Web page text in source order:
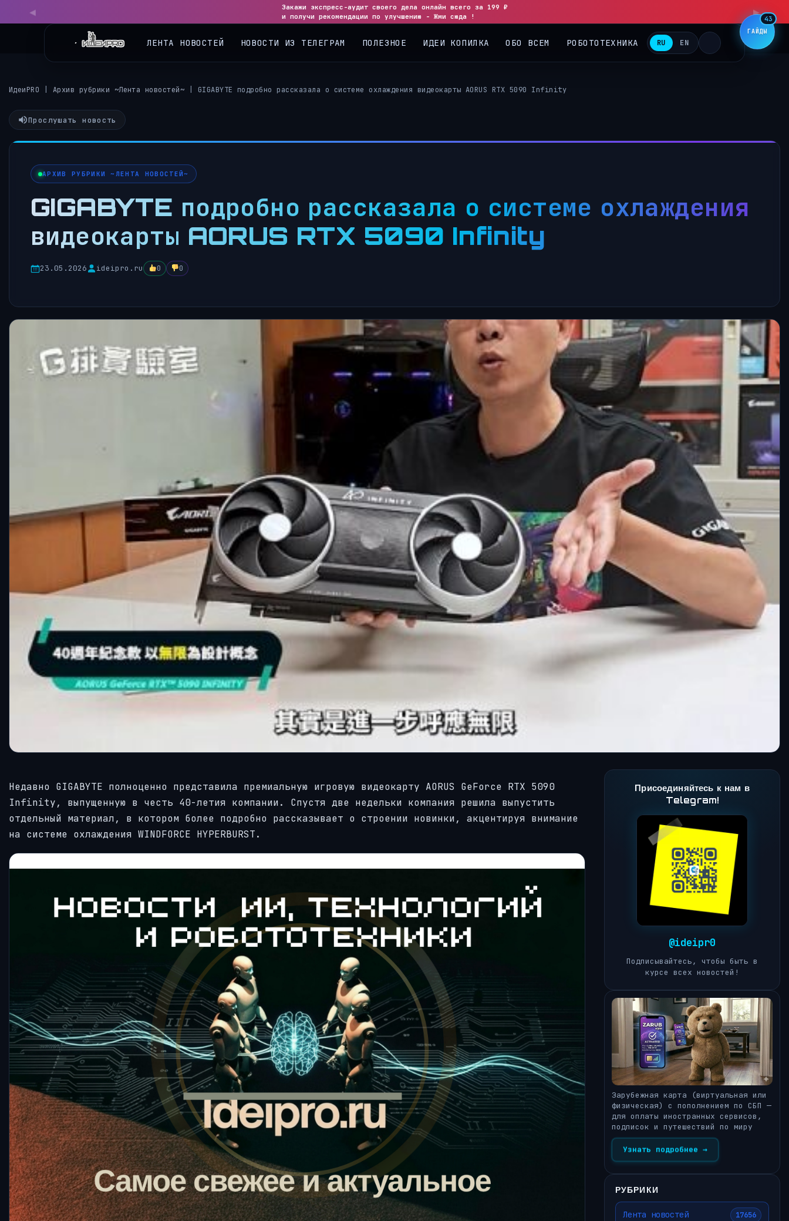
Закажи экспресс-аудит своего дела онлайн всего за 199 ₽
и получи рекомендации по улучшению - Жми сюда !
RU EN
ИдеиPRO Архив рубрики ~Лента новостей~ GIGABYTE подробно рассказала о системе охлаждения видеокарты AORUS RTX 5090 Infinity
Прослушать новость
АРХИВ РУБРИКИ ~ЛЕНТА НОВОСТЕЙ~
GIGABYTE подробно рассказала о системе охлаждения
видеокарты AORUS RTX 5090 Infinity
23.05.2026 ideipro.ru 0 0
Недавно GIGABYTE полноценно представила премиальную игровую видеокарту AORUS GeForce RTX 5090
Infinity, выпущенную в честь 40-летия компании. Спустя две недельки компания решила выпустить
отдельный материал, в котором более подробно рассказывает о строении новинки, акцентируя внимание
на системе охлаждения WINDFORCE HYPERBURST.
Присоединяйтесь к нам в
Telegram!
@ideipr0
Подписывайтесь, чтобы быть в
курсе всех новостей!
Зарубежная карта (виртуальная или
физическая) с пополнением по СБП —
для оплаты иностранных сервисов,
подписок и путешествий по миру
Узнать подробнее →
РУБРИКИ
Лента новостей 17656
ГАЙДЫ
43